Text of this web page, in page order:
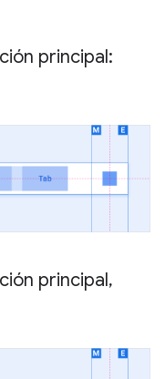
principal:
principal,